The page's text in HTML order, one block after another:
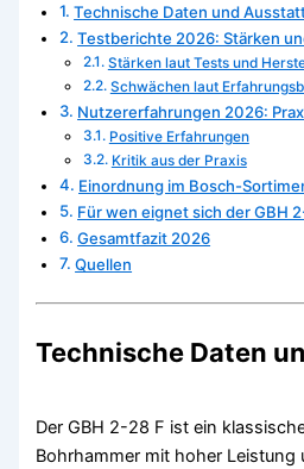
Technische Daten und
Testberichte 2026: Stärken
Stärken laut Tests und
Schwächen laut
Nutzererfahrungen 2026:
Positive Erfahrungen
Kritik aus der Praxis
Einordnung im Bosch-
Für wen eignet sich der GBH
Gesamtfazit 2026
Quellen
Technische Daten
Der GBH 2-28 F ist ein
Bohrhammer mit hoher Leistung